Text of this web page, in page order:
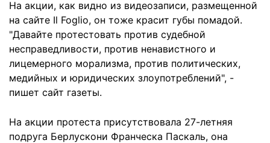
На акции, как видно из видеозаписи, размещенной
на сайте Il Foglio, он тоже красит губы помадой.
"Давайте протестовать против судебной
несправедливости, против ненавистного и
лицемерного морализма, против политических,
медийных и юридических злоупотреблений", -
пишет сайт газеты.
На акции протеста присутствовала 27-летняя
подруга Берлускони Франческа Паскаль, она